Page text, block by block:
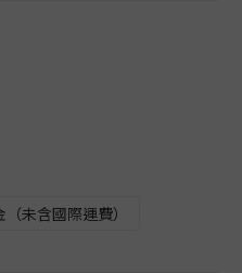
（未含國際運費）